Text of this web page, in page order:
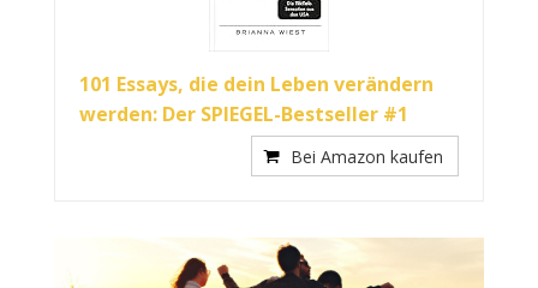
101 Essays, die dein Leben verändern
werden: Der SPIEGEL-Bestseller #1
Bei Amazon kaufen